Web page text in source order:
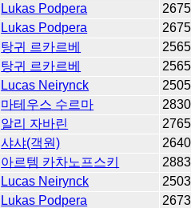
Lukas Podpera
2675
Lukas Podpera
2675
탕귀 르카르베
2565
탕귀 르카르베
2565
Lucas Neirynck
2505
마테우스 수르마
2830
알리 자바린
2765
샤샤(객원)
2640
아르템 카차노프스키
2883
Lucas Neirynck
2503
Lukas Podpera
2673